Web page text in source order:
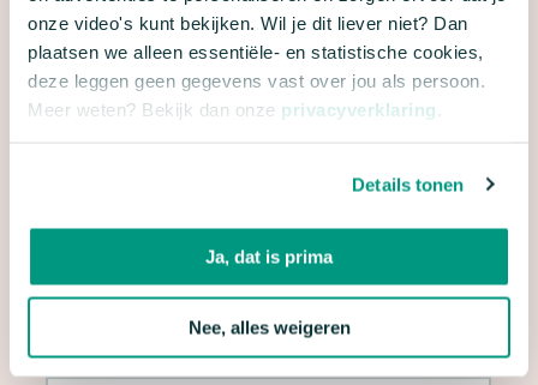
onze video's kunt bekijken. Wil je dit liever niet? Dan
plaatsen we alleen essentiële- en statistische cookies,
deze leggen geen gegevens vast over jou als persoon.
Meer weten? Bekijk dan onze privacyverklaring
Details tonen
Ja, dat is prima
Nee, alles weigeren
Ben je klaar om slimmer met je spullen om te gaan? Wacht dan niet
langer! Schrijf je nu in en ontvang 2 weken lang toffe en creatieve
tips rechtstreeks in je inbox.
" geeft vereiste velden aan